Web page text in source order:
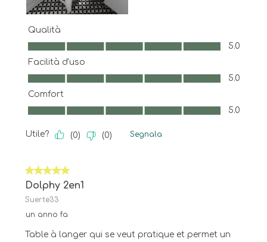
Qualità
Qualità, 5.0 su 5
5.0
Facilità d'uso
Facilità d'uso, 5.0 su 5
5.0
Comfort
Comfort, 5.0 su 5
5.0
Utile? (0) (0) Segnala
5 su 5 stelle.
Dolphy 2en1
Suerte33
un anno fa
Table à langer qui se veut pratique et permet un